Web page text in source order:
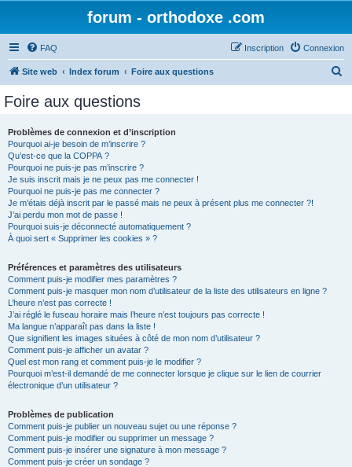
forum - orthodoxe .com
FAQ Connexion
Inscription
Site web Index forum Foire aux questions
Foire aux questions
Problèmes de connexion et d’inscription
Pourquoi ai-je besoin de m’inscrire ?
Qu’est-ce que la COPPA ?
Pourquoi ne puis-je pas m’inscrire ?
Je suis inscrit mais je ne peux pas me connecter !
Pourquoi ne puis-je pas me connecter ?
Je m’étais déjà inscrit par le passé mais ne peux à présent plus me connecter ?!
J’ai perdu mon mot de passe !
Pourquoi suis-je déconnecté automatiquement ?
À quoi sert « Supprimer les cookies » ?
Préférences et paramètres des utilisateurs
Comment puis-je modifier mes paramètres ?
Comment puis-je masquer mon nom d’utilisateur de la liste des utilisateurs en ligne ?
L’heure n’est pas correcte !
J’ai réglé le fuseau horaire mais l’heure n’est toujours pas correcte !
Ma langue n’apparaît pas dans la liste !
Que signifient les images situées à côté de mon nom d’utilisateur ?
Comment puis-je afficher un avatar ?
Quel est mon rang et comment puis-je le modifier ?
Pourquoi m’est-il demandé de me connecter lorsque je clique sur le lien de courrier
électronique d’un utilisateur ?
Problèmes de publication
Comment puis-je publier un nouveau sujet ou une réponse ?
Comment puis-je modifier ou supprimer un message ?
Comment puis-je insérer une signature à mon message ?
Comment puis-je créer un sondage ?